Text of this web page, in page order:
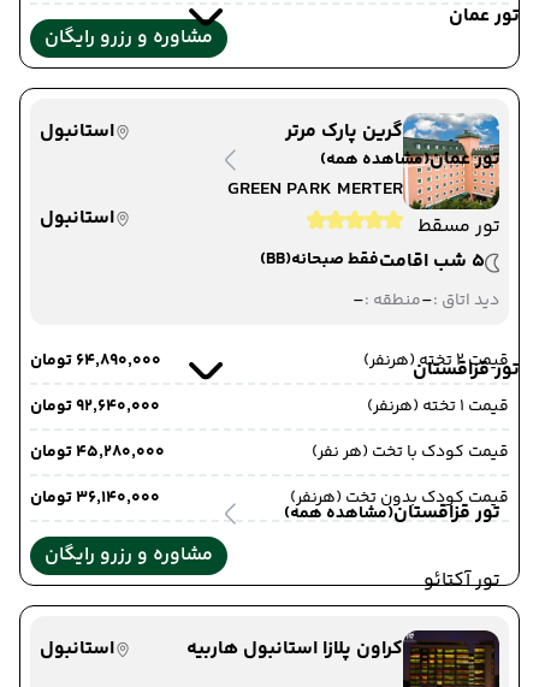
تور عمان
تور عمان(مشاهده همه)
تور مسقط
تور قزاقستان
تور قزاقستان(مشاهده همه)
تور آکتائو
مشاوره و رزرو رایگان
گرین پارک مرتر
استانبول
GREEN PARK MERTER
استانبول
5 شب اقامت
فقط صبحانه(BB)
دید اتاق :-منطقه :-
قیمت 2 تخته (هرنفر)
۶۴٬۸۹۰٬۰۰۰ تومان
قیمت 1 تخته (هرنفر)
۹۲٬۶۴۰٬۰۰۰ تومان
قیمت کودک با تخت (هر نفر)
۴۵٬۲۸۰٬۰۰۰ تومان
قیمت کودک بدون تخت (هرنفر)
۳۶٬۱۴۰٬۰۰۰ تومان
مشاوره و رزرو رایگان
کراون پلازا استانبول هاربیه
استانبول